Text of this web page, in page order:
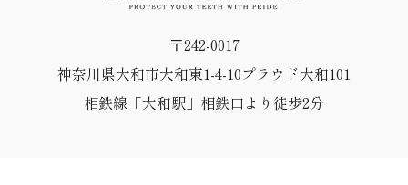
〒242-0017
神奈川県大和市大和東1-4-10プラウド大和101
相鉄線「大和駅」相鉄口より徒歩2分